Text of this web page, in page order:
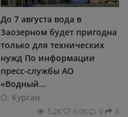
До 7 августа вода в
Заозерном будет пригодна
только для технических
нужд По информации
пресс-службы АО
«Водный...
О, Курган
5.2К 0.0К 0 3